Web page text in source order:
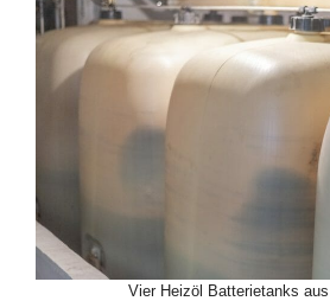
Vier Heizöl Batterietanks